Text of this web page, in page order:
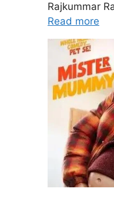
Rajkummar
Read more